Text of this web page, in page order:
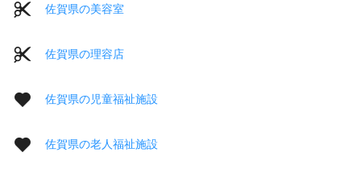
佐賀県の美容室
佐賀県の理容店
佐賀県の児童福祉施設
佐賀県の老人福祉施設